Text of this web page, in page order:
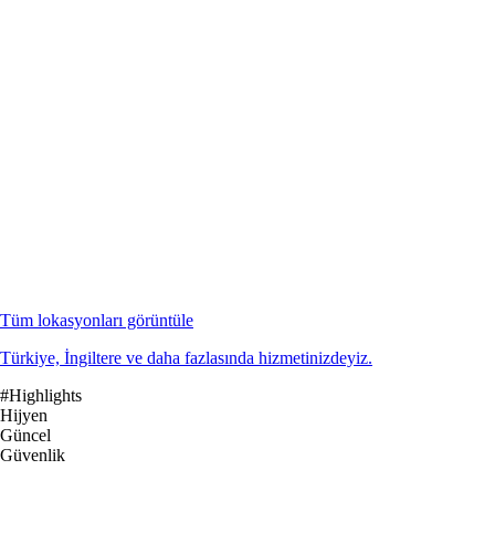
Tüm lokasyonları görüntüle
Türkiye, İngiltere ve daha fazlasında hizmetinizdeyiz.
#Highlights
Hijyen
Güncel
Güvenlik